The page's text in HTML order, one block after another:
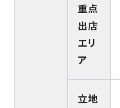
重点
出店
エリ
ア
立地